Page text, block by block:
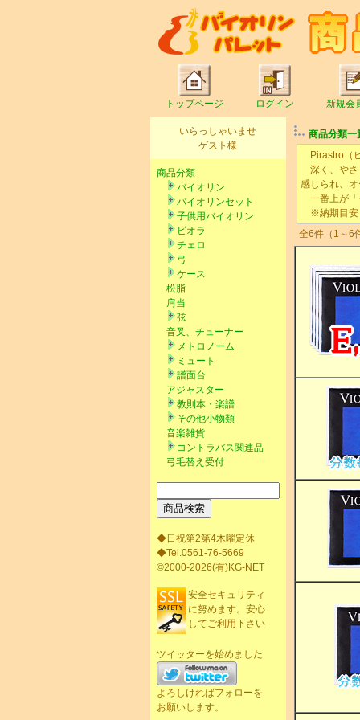
トップページ ログイン 新規会
いらっしゃいませ
ゲスト様
商品分類
バイオリン
バイオリンセット
子供用バイオリン
ビオラ
チェロ
弓
ケース
松脂
肩当
弦
音叉、チューナー
メトロノーム
ミュート
譜面台
アジャスター
教則本・楽譜
その他小物類
音楽雑貨
コントラバス関連品
弓毛替え受付
◆日祝第2第4木曜定休
◆Tel.0561-76-5669
©2000-2026(有)KG-NET
安全セキュリティ
に努めます。安心
してご利用下さい
ツイッターを始めました
よろしければフォローを
お願いします。
商品分類一
Pirastro（
深く、やさ
感じられ、
一番上が「
※納期目安
全6件（1～6